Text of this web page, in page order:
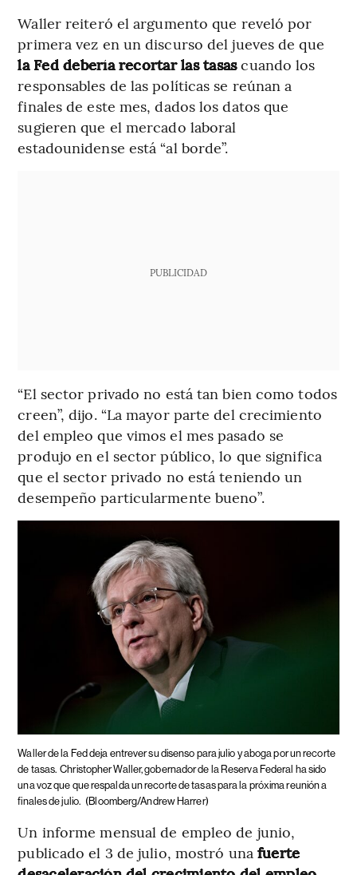
Waller reiteró el argumento que reveló por
primera vez en un discurso del jueves de que
la Fed debería recortar las tasascuando los
responsables de las políticas se reúnan a
finales de este mes, dados los datos que
sugieren que el mercado laboral
estadounidense está “al borde”.
PUBLICIDAD
“El sector privado no está tan bien como todos
creen”, dijo. “La mayor parte del crecimiento
del empleo que vimos el mes pasado se
produjo en el sector público, lo que significa
que el sector privado no está teniendo un
desempeño particularmente bueno”.
Waller de la Fed deja entrever su disenso para julio y aboga por un recorte
de tasas. Christopher Waller, gobernador de la Reserva Federal ha sido
una voz que que respalda un recorte de tasas para la próxima reunión a
finales de julio. (Bloomberg/Andrew Harrer)
Un informe mensual de empleo de junio,
publicado el 3 de julio, mostró una fuerte